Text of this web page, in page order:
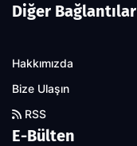
Diğer Bağlantılar
Hakkımızda
Bize Ulaşın
RSS
E-Bülten